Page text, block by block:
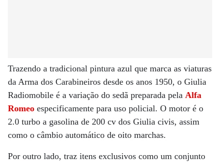
Trazendo a tradicional pintura azul que marca as viaturas
da Arma dos Carabineiros desde os anos 1950, o Giulia
Radiomobile é a variação do sedã preparada pela Alfa
Romeo especificamente para uso policial. O motor é o
2.0 turbo a gasolina de 200 cv dos Giulia civis, assim
como o câmbio automático de oito marchas.
Por outro lado, traz itens exclusivos como um conjunto